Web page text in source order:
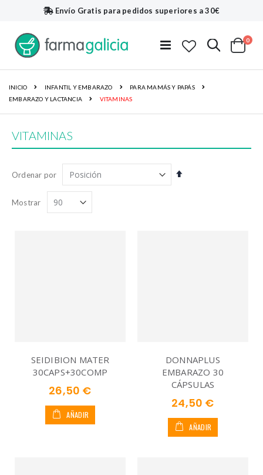
Envío Gratis para pedidos superiores a 30€
Buscar
Cart
0
INICIO INFANTIL Y EMBARAZO
PARA MAMÁS Y PAPÁS
EMBARAZO Y LACTANCIA
VITAMINAS
VITAMINAS
Ordenar por
Fijar
Mostrar
SEIDIBION MATER
30CAPS+30COMP
26,50 €
AÑADIR
DONNAPLUS
EMBARAZO 30
CÁPSULAS
24,50 €
AÑADIR